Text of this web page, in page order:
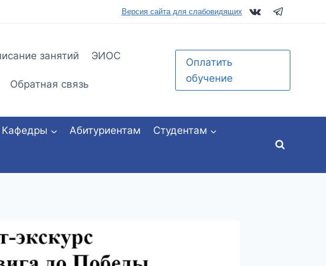
Версия сайта для слабовидящих
занятий ЭИОС
Обратная связь
Оплатить
обучение
Кафедры Абитуриентам Студентам